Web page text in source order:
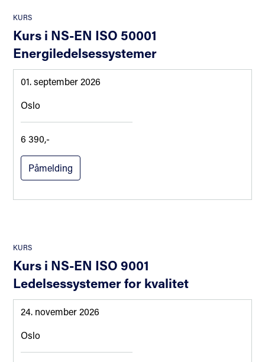
KURS
Kurs i NS-EN ISO 50001
Energiledelsessystemer
01. september 2026
Oslo
6 390,-
Påmelding
KURS
Kurs i NS-EN ISO 9001
Ledelsessystemer for kvalitet
24. november 2026
Oslo